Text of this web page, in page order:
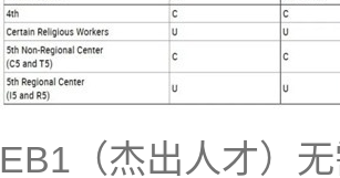
EB1（杰出人才）